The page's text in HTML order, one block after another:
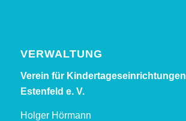
VERWALTUNG
Verein für Kinder­tages­einrichtungen
Estenfeld e. V.
Holger Hörmann